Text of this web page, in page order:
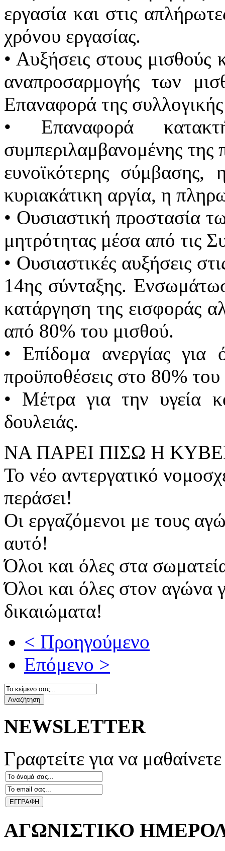
εργασία και στις
χρόνου εργασίας.
• Αυξήσεις στους μισθούς
αναπροσαρμογής των
Επαναφορά της
• Επαναφορά
συμπεριλαμβανομένης
ευνοϊκότερης
κυριακάτικη αργία, η
• Ουσιαστική προστασία
μητρότητας μέσα από τις
• Ουσιαστικές αυξήσεις
14ης σύνταξης.
κατάργηση της εισφοράς
από 80% του μισθού.
• Επίδομα ανεργίας για
προϋποθέσεις στο 80%
• Μέτρα για την υγεία
δουλειάς.
ΝΑ ΠΑΡΕΙ ΠΙΣΩ Η
Το νέο αντεργατικό
περάσει!
Οι εργαζόμενοι με τους
αυτό!
Όλοι και όλες στα
Όλοι και όλες στον αγώνα
δικαιώματα!
< Προηγούμενο
Επόμενο >
Αναζήτηση
NEWSLETTER
Γραφτείτε για να
ΑΓΩΝΙΣΤΙΚΟ